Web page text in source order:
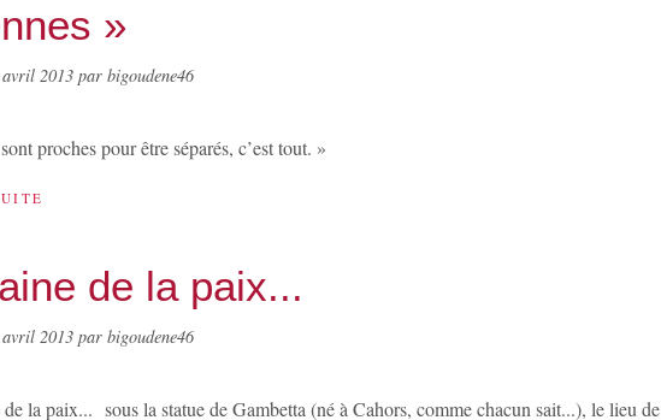
»
2013 par bigoudene46
proches pour être séparés, c’est tout. »
de la paix...
avril 2013 par bigoudene46
sous la statue de Gambetta (né à Cahors, comme chacun sait...), le lieu de